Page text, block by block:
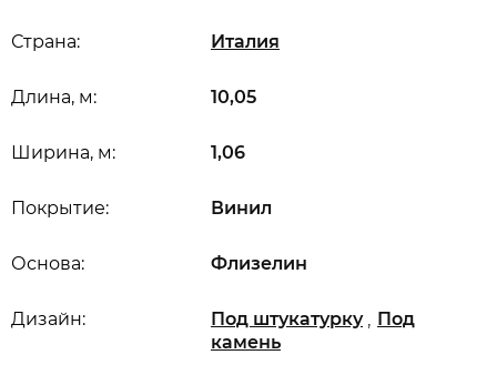
Длина, м: 10,05
Ширина, м: 1,06
Дизайн: Под штукатурку , Под
камень
Основа: Флизелин
Покрытие: Винил
Страна: Италия